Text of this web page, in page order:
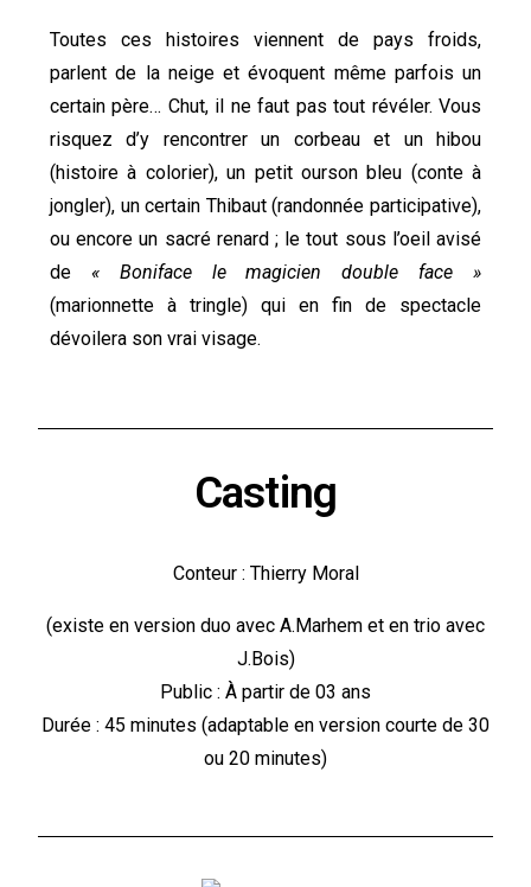
Toutes ces histoires viennent de pays froids,
parlent de la neige et évoquent même parfois un
certain père… Chut, il ne faut pas tout révéler. Vous
risquez d’y rencontrer un corbeau et un hibou
(histoire à colorier), un petit ourson bleu (conte à
jongler), un certain Thibaut (randonnée participative),
ou encore un sacré renard ; le tout sous l’oeil avisé
de « Boniface le magicien double face »
(marionnette à tringle) qui en fin de spectacle
dévoilera son vrai visage.
Casting
Conteur : Thierry Moral
(existe en version duo avec A.Marhem et en trio avec
J.Bois)
Public : À partir de 03 ans
Durée : 45 minutes (adaptable en version courte de 30
ou 20 minutes)